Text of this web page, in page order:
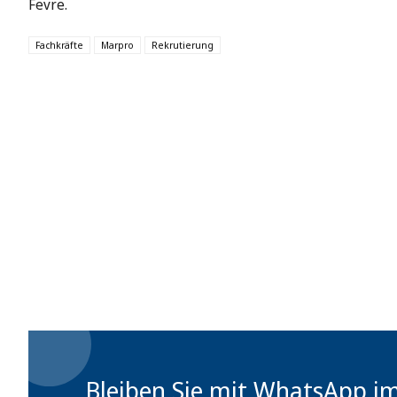
Fevre.
Fachkräfte Marpro Rekrutierung
Bleiben Sie mit WhatsApp